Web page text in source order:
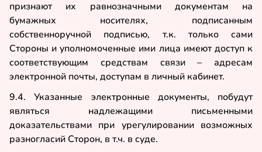
признают их равнозначными документам на
бумажных носителях, подписанным
собственноручной подписью, т.к. только сами
Стороны и уполномоченные ими лица имеют доступ к
соответствующим средствам связи – адресам
электронной почты, доступам в личный кабинет.
9.4. Указанные электронные документы, побудут
являться надлежащими письменными
доказательствами при урегулировании возможных
разногласий Сторон, в т.ч. в суде.